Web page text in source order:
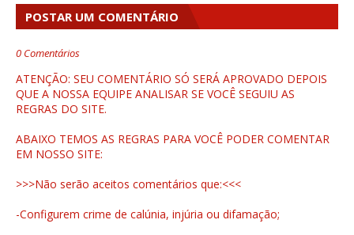
POSTAR UM COMENTÁRIO
0 Comentários
ATENÇÃO: SEU COMENTÁRIO SÓ SERÁ APROVADO DEPOIS
QUE A NOSSA EQUIPE ANALISAR SE VOCÊ SEGUIU AS
REGRAS DO SITE.
ABAIXO TEMOS AS REGRAS PARA VOCÊ PODER COMENTAR
EM NOSSO SITE:
>>>Não serão aceitos comentários que:<<<
-Configurem crime de calúnia, injúria ou difamação;